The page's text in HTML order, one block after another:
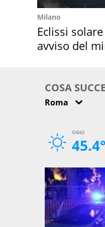
Milano
Eclissi
avviso del